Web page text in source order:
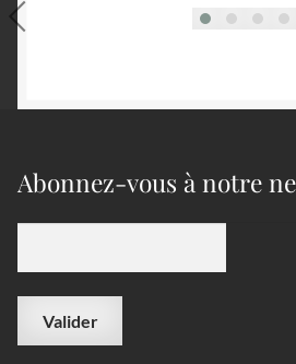
Abonnez-vous à notre